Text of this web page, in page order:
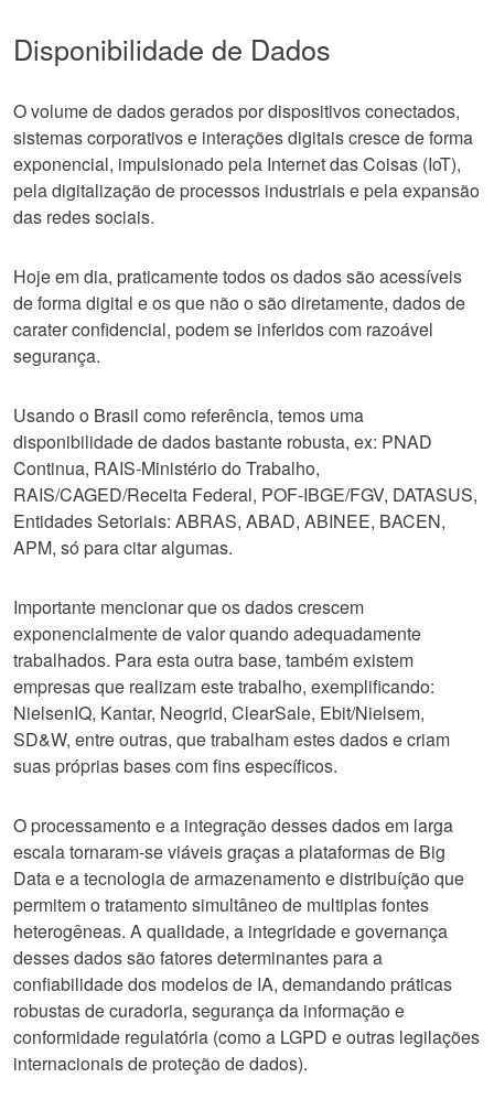
Disponibilidade de Dados
O volume de dados gerados por dispositivos conectados,
sistemas corporativos e interações digitais cresce de forma
exponencial, impulsionado pela Internet das Coisas (IoT),
pela digitalização de processos industriais e pela expansão
das redes sociais.
Hoje em dia, praticamente todos os dados são acessíveis
de forma digital e os que não o são diretamente, dados de
carater confidencial, podem se inferidos com razoável
segurança.
Usando o Brasil como referência, temos uma
disponibilidade de dados bastante robusta, ex: PNAD
Continua, RAIS-Ministério do Trabalho,
RAIS/CAGED/Receita Federal, POF-IBGE/FGV, DATASUS,
Entidades Setoriais: ABRAS, ABAD, ABINEE, BACEN,
APM, só para citar algumas.
Importante mencionar que os dados crescem
exponencialmente de valor quando adequadamente
trabalhados. Para esta outra base, também existem
empresas que realizam este trabalho, exemplificando:
NielsenIQ, Kantar, Neogrid, ClearSale, Ebit/Nielsem,
SD&W, entre outras, que trabalham estes dados e criam
suas próprias bases com fins específicos.
O processamento e a integração desses dados em larga
escala tornaram-se viáveis graças a plataformas de Big
Data e a tecnologia de armazenamento e distribuíção que
permitem o tratamento simultâneo de multiplas fontes
heterogêneas. A qualidade, a integridade e governança
desses dados são fatores determinantes para a
confiabilidade dos modelos de IA, demandando práticas
robustas de curadoria, segurança da informação e
conformidade regulatória (como a LGPD e outras legilações
internacionais de proteção de dados).